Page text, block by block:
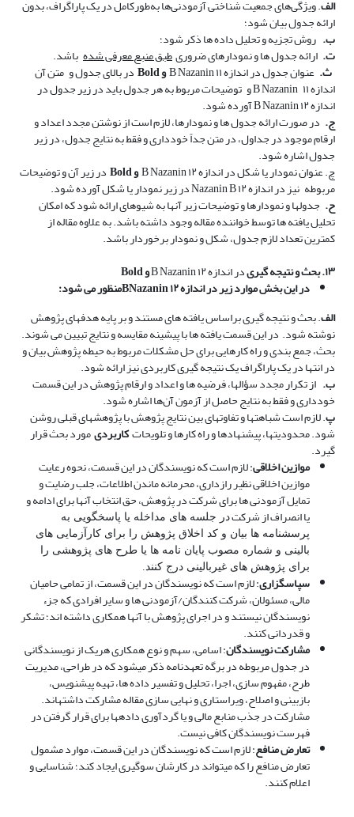
الف. ویژگی­‌های جمعیت­ شناختی آزمودنی­‌ها به‌­طورکامل در یک پاراگراف، بدون
ارائه جدول بیان شود؛
ب‌. روش تجزیه و تحلیل داده ها ذکر شود؛
ت‌. ارائه جدول ها و نمودارهای ضروریطبق منبع معرفی شده باشد.
ث‌. عنوان جدول در اندازه ۱۱ B NazaninوBoldدر بالای جدول و متن آن
اندازه ۱۱ B Nazaninو توضیحات مربوط به هر جدول باید در زیر جدول در
اندازه ۱۲ B Nazaninآورده شود.
ج‌. در صورت ارائه جدول ها و نمودارها، لازم است از نوشتن مجدد اعداد و
ارقام موجود در جداول، در متن جداً خودداری و فقط به نتایج جدول، در زیر
جدول اشاره شود.
چ. عنوان نمودار یا شکل در اندازه ۱۲ B NazaninوBoldدر زیر آن و توضیحات
مربوطه نیز در اندازه ۱۲ Nazanin Bدر زیر نمودار یا شکل آورده شود.
ح‌. جدول­ها و نمودارها و توضیحات زیر آن­ها به­ شیوه­ای ارائه شود که امکان
تحلیل یافته­ ها توسط خواننده مقاله وجود داشته باشد. به­ علاوه مقاله از
کمترین تعداد لازم جدول، شکل و نمودار برخوردار باشد.
۱۳. بحث و نتیجه ­گیری
در اندازه ۱۲ B NazaninوBold
در این بخش موارد زیردر اندازه ۱۲ BNazaninمنظورمی شود:
الف. بحث و نتیجه ­گیری براساس یافته ­های مستند و بر پایه هدف­های پژوهش
نوشته شود. در این قسمت یافته­ ها با پیشینه مقایسه و نتایج تبیین می شوند.
بحث، جمع ­بندی و راه کارهایی برای حل مشکلات مربوط به حیطه پژوهش بیان و
در انتها در یک پاراگراف یک نتیجه­ گیری کاربردی نیز ارائه شود.
ب‌. از تکرار مجدد سؤال­ها، فرضیه­ ها و اعداد و ارقام پژوهش در این قسمت
خودداری و فقط به نتایج حاصل از آزمون آن‌ها اشاره شود.
پ. لازم است شباهت­ها و تفاوت­های بین نتایج پژوهش با پژوهش­های قبلی روشن
شود. محدودیت­ها، پیشنهادها و راه کارها و تلویحاتکاربردیمورد بحث قرار
گیرد.
موازین اخلاقی: لازم است که نویسندگان در این قسمت، نحوه رعایت
موازین اخلاقی نظیر رازداری، محرمانه ماندن اطلاعات، جلب رضایت و
تمایل آزمودنی­ ها برای شرکت در پژوهش، حق انتخاب آن­ها برای ادامه و
یا انصراف از شرکتدر جلسه­ های مداخله یا پاسخگویی به
پرسشنامه ­ها بیان و کد اخلاق پژوهش را برای کارآزمایی­ های
بالینی و شماره مصوب پایان نامه­ ها یا طرح­ های پژوهشی را
برای پژوهش ­های غیربالینی درج کنند.
سپاسگزاری: لازم است که نویسندگان در این قسمت، از تمامی حامیان
مالی، مسئولان، شرکت کنندگان/آزمودنی ­ها و سایر افرادی که جزء
نویسندگان نیستند و در اجرای پژوهش با آن­ها همکاری داشته ­اند؛ تشکر
و قدردانی کنند.
مشارکت نویسندگان: اسامی، سهم و نوع همکاری هریک از نویسندگانی
در جدول مربوطه در برگه تعهدنامه ذکر می­شود که در طراحی، مدیریت
طرح، مفهوم سازی، اجرا، تحلیل و تفسیر داده­ ها، تهیه پیش­نویس،
بازبینی و اصلاح، ویراستاری و نهایی سازی مقاله مشارکت داشته­اند­.
مشارکت در جذب منابع مالی و یا گردآوری داده­ها برای قرار گرفتن در
فهرست نویسندگان کافی نیست.
تعارض منافع:لازم است که نویسندگان در این قسمت، موارد مشمول
تعارض منافع را که می­تواند در کارشان سوگیری ایجاد کند؛ شناسایی و
اعلام کنند.